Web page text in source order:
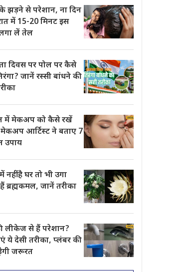
झड़ने से परेशान, ना दिन
में 15-20 मिनट इस
लें तेल
दिवस पर पोल पर कैसे
जानें रस्सी बांधने की
में मेकअप को कैसे रखें
आर्टिस्ट ने बताए 7
उपाय
नहीं है घर तो भी उगा
ब्रह्मकमल, जानें तरीका
लीकेज से हैं परेशान?
ये देसी तरीका, प्लंबर की
जरूरत